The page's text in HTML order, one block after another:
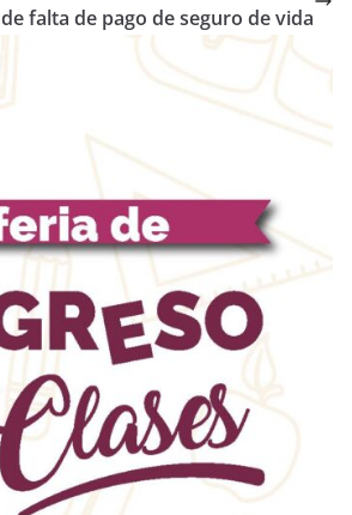
de falta de pago de seguro de vida